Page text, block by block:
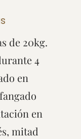
de 20kg.
4
en
en
mitad